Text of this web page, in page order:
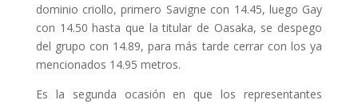
dominio criollo, primero Savigne con 14.45, luego Gay
con 14.50 hasta que la titular de Oasaka, se despego
del grupo con 14.89, para más tarde cerrar con los ya
mencionados 14.95 metros.
Es la segunda ocasión en que los representantes